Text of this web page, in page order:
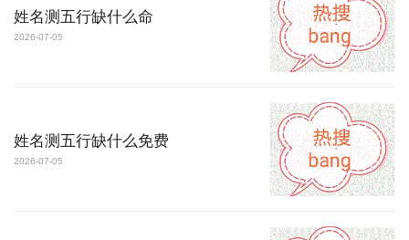
姓名测五行缺什么命
2026-07-05
姓名测五行缺什么免费
2026-07-05